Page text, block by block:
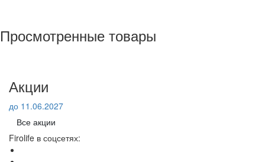
Просмотренные товары
Акции
до 11.06.2027
Все акции
Firolife в соцсетях: